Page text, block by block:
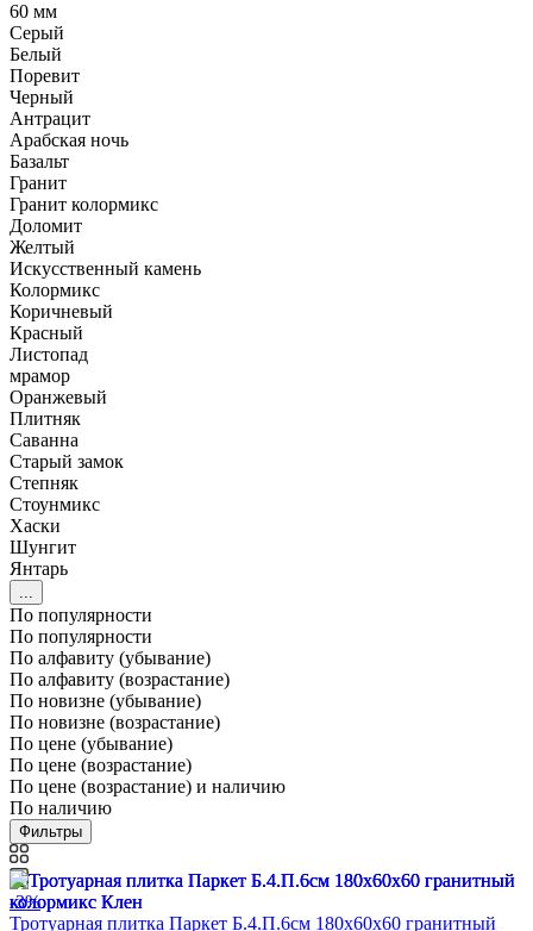
60 мм
Серый
Белый
Поревит
Черный
Антрацит
Арабская ночь
Базальт
Гранит
Гранит колормикс
Доломит
Желтый
Искусственный камень
Колормикс
Коричневый
Красный
Листопад
мрамор
Оранжевый
Плитняк
Саванна
Старый замок
Степняк
Стоунмикс
Хаски
Шунгит
Янтарь
...
По популярности
По популярности
По алфавиту (убывание)
По алфавиту (возрастание)
По новизне (убывание)
По новизне (возрастание)
По цене (убывание)
По цене (возрастание)
По цене (возрастание) и наличию
По наличию
Фильтры
-3%
Тротуарная плитка Паркет Б.4.П.6см 180х60х60 гранитный